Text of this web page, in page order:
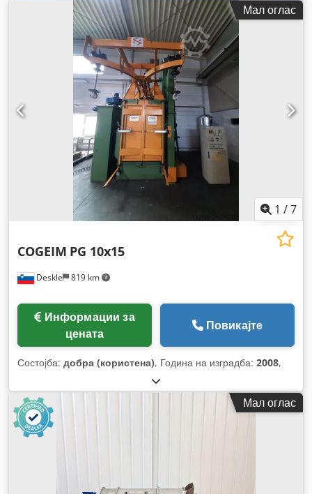
Мал оглас
1 /7
Deskle 819 km
COGEIM PG 10x15
цената
Повикајте
Состојба: добра (користена), Година на изградба: 2008,
Мал оглас